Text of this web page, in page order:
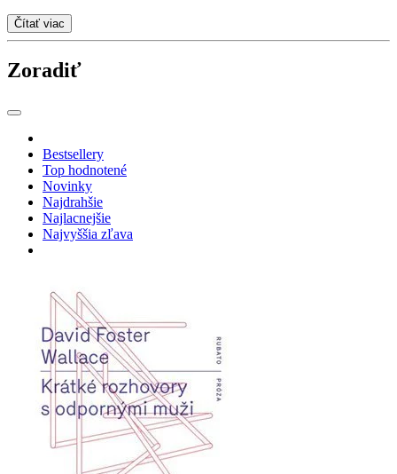
Čítať viac
Zoradiť
Bestsellery
Top hodnotené
Novinky
Najdrahšie
Najlacnejšie
Najvyššia zľava